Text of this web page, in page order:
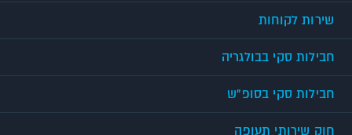
שירות לקוחות
חבילות סקי בבולגריה
חבילות סקי בסופ"ש
חוק שירותי תעופה